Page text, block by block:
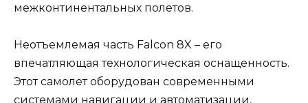
межконтинентальных полетов.
Неотъемлемая часть Falcon 8X – его
впечатляющая технологическая оснащенность.
Этот самолет оборудован современными
системами навигации и автоматизации,